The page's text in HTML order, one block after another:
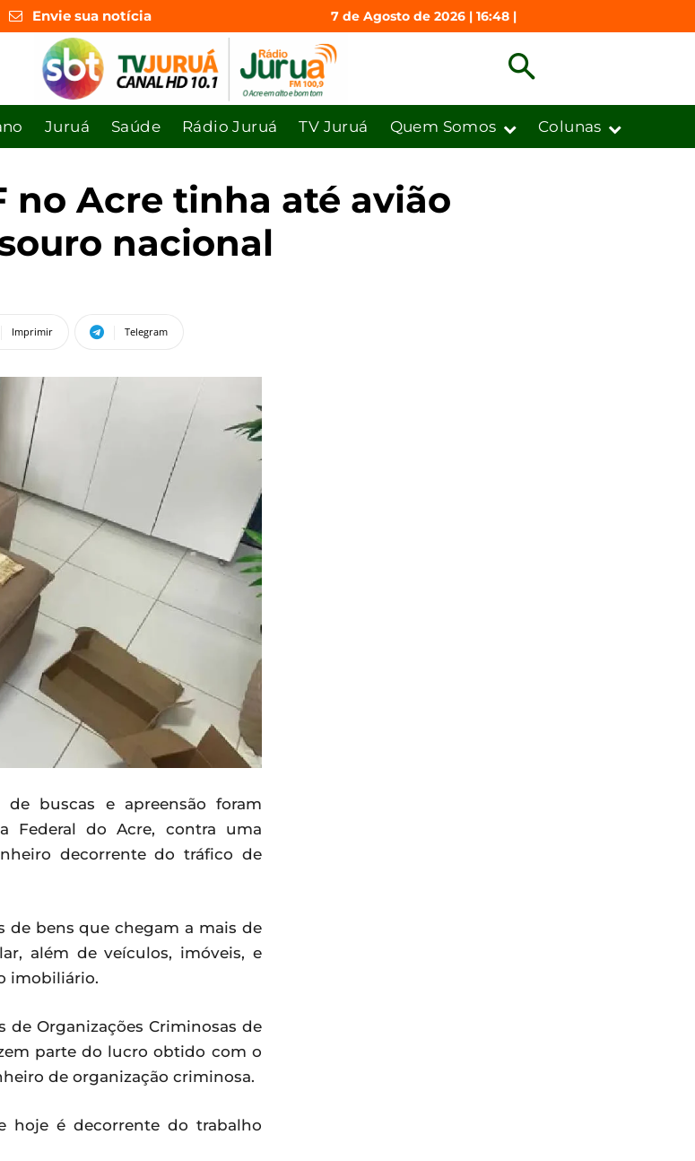
Envie sua notícia 7 de Agosto de 2026 | 16:48 |
Juruá Saúde Rádio Juruá TV Juruá Quem Somos Colunas
no Acre tinha até avião
nacional
Imprimir Telegram
buscas e apreensão foram
Federal do Acre, contra uma
decorrente do tráfico de
de bens que chegam a mais de
além de veículos, imóveis, e
imobiliário.
de Organizações Criminosas de
parte do lucro obtido com o
de organização criminosa.
hoje é decorrente do trabalho